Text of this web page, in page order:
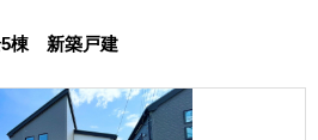
棟 新築戸建